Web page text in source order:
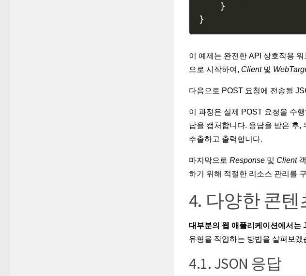
}
}
이 예제는 완전한 API 상호작용
으로 시작하여, Client및
다음으로 POST 요청에 전송될
이 과정은 실제 POST 요청을 수
답을 캡처합니다. 응답을 받은 후,
추출하고 출력합니다.
마지막으로 Response 및 Client객
하기 위해 적절한 리소스 관리를
4. 다양한 콘
대부분의 웹 애플리케이션에서는
유형을 작업하는 방법을 살펴보겠
4.1. JSON 응답